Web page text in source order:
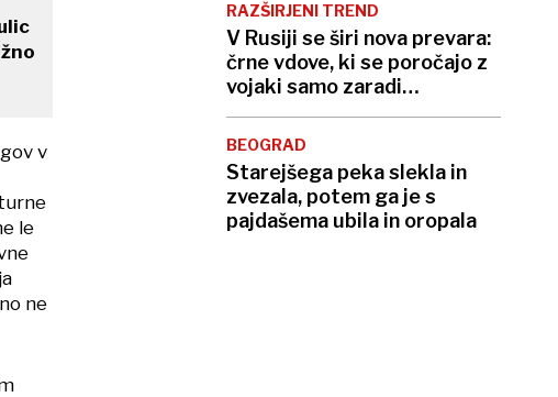
v
le
ne
RAZŠIRJENI TREND
V Rusiji se širi nova prevara:
črne vdove, ki se poročajo z
vojaki samo zaradi
odškodnine
BEOGRAD
Starejšega peka slekla in
zvezala, potem ga je s
pajdašema ubila in oropala